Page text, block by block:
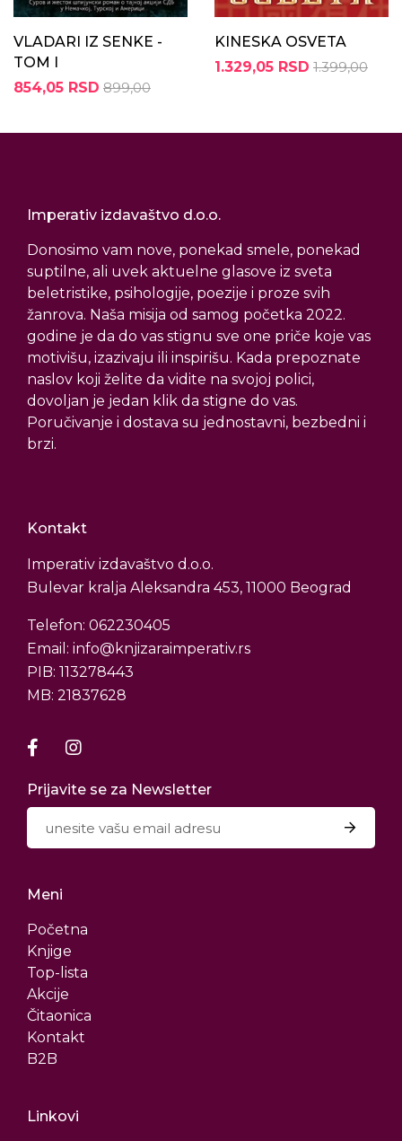
VLADARI IZ SENKE -
TOM I
854,05 RSD 899,00
KINESKA OSVETA
1.329,05 RSD 1.399,00
Imperativ izdavaštvo d.o.o.
Donosimo vam nove, ponekad smele, ponekad
suptilne, ali uvek aktuelne glasove iz sveta
beletristike, psihologije, poezije i proze svih
žanrova. Naša misija od samog početka 2022.
godine je da do vas stignu sve one priče koje vas
motivišu, izazivaju ili inspirišu. Kada prepoznate
naslov koji želite da vidite na svojoj polici,
dovoljan je jedan klik da stigne do vas.
Poručivanje i dostava su jednostavni, bezbedni i
brzi.
Kontakt
Imperativ izdavaštvo d.o.o.
Bulevar kralja Aleksandra 453, 11000 Beograd
Telefon: 062230405
Email: info@knjizaraimperativ.rs
PIB: 113278443
MB: 21837628
Prijavite se za Newsletter
Meni
Početna
Knjige
Top-lista
Akcije
Čitaonica
Kontakt
B2B
Linkovi